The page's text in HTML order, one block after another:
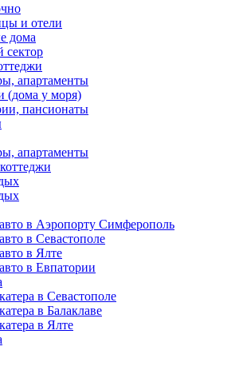
и отели
дома
сектор
апартаменты
(дома у моря)
пансионаты
апартаменты
в Аэропорту Симферополь
в Севастополе
в Ялте
в Евпатории
в Севастополе
в Балаклаве
в Ялте